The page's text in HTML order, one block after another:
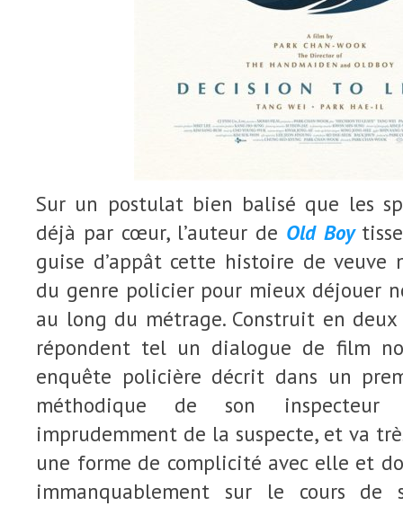
Sur un postulat bien balisé que les
déjà par cœur, l’auteur de Old Boy
guise d’appât cette histoire de veuve
du genre policier pour mieux déjouer
au long du métrage. Construit en
répondent tel un dialogue de film
enquête policière décrit dans un
méthodique de son
imprudemment de la suspecte, et va
une forme de complicité avec elle et
immanquablement sur le cours de